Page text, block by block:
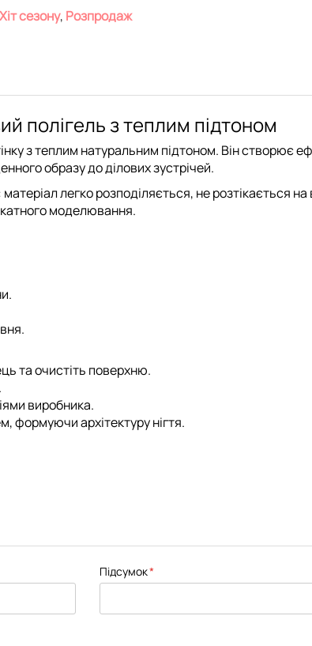
Хіт сезону, Розпродаж
полігель з теплим підтоном
з теплим натуральним підтоном. Він створює
образу до ділових зустрічей.
легко розподіляється, не розтікається на
моделювання.
та очистіть поверхню.
виробника.
формуючи архітектуру нігтя.
Підсумок